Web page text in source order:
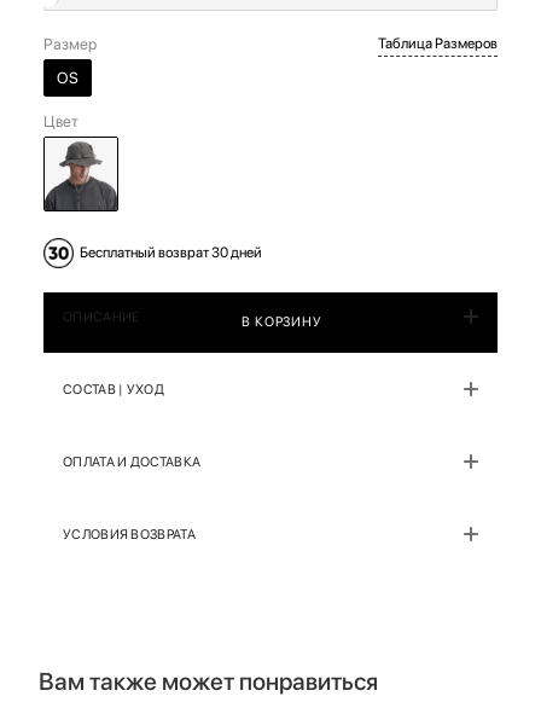
Размер
OS
Таблица Размеров
Цвет
Бесплатный возврат 30 дней
В КОРЗИНУ
ОПИСАНИЕ
СОСТАВ | УХОД
ОПЛАТА И ДОСТАВКА
УСЛОВИЯ ВОЗВРАТА
Вам также может понравиться